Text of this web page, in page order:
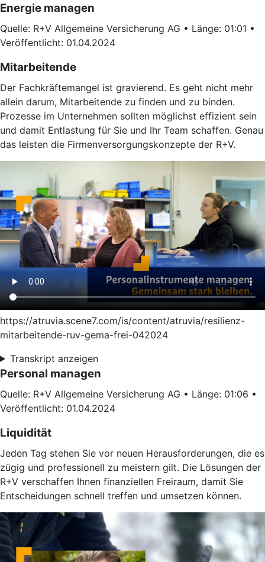
Energie managen
Quelle: R+V Allgemeine Versicherung AG • Länge: 01:01 •
Veröffentlicht: 01.04.2024
Mitarbeitende
Der Fachkräftemangel ist gravierend. Es geht nicht mehr
allein darum, Mitarbeitende zu finden und zu binden.
Prozesse im Unternehmen sollten möglichst effizient sein
und damit Entlastung für Sie und Ihr Team schaffen. Genau
das leisten die Firmenversorgungskonzepte der R+V.
https://atruvia.scene7.com/is/content/atruvia/resilienz-
mitarbeitende-ruv-gema-frei-042024
Transkript anzeigen
Personal managen
Quelle: R+V Allgemeine Versicherung AG • Länge: 01:06 •
Veröffentlicht: 01.04.2024
Liquidität
Jeden Tag stehen Sie vor neuen Herausforderungen, die es
zügig und professionell zu meistern gilt. Die Lösungen der
R+V verschaffen Ihnen finanziellen Freiraum, damit Sie
Entscheidungen schnell treffen und umsetzen können.